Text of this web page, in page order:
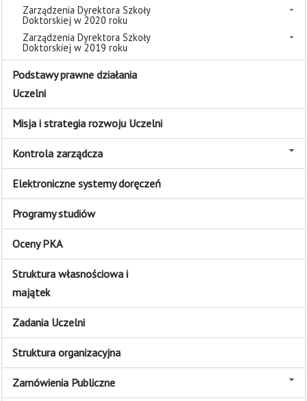
Zarządzenia Dyrektora Szkoły
Doktorskiej w 2020 roku
Zarządzenia Dyrektora Szkoły
Doktorskiej w 2019 roku
Podstawy prawne działania
Uczelni
Misja i strategia rozwoju Uczelni
Kontrola zarządcza
Elektroniczne systemy doręczeń
Programy studiów
Oceny PKA
Struktura własnościowa i
majątek
Zadania Uczelni
Struktura organizacyjna
Zamówienia Publiczne